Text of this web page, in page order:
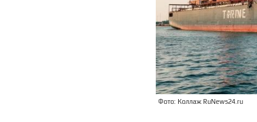
Фото: Коллаж RuNews24.ru